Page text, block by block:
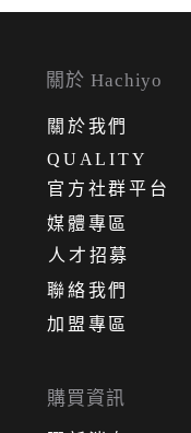
人才招募
關於 Hachiyo
關 於我們
QUALITY
官方社群平台
媒體專區
購買資訊
聯絡我們
加盟專區